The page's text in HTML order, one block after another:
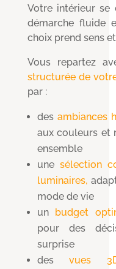
Votre intérieur se
démarche fluide
choix prend sens
Vous repartez
structurée de
par :
des ambiances
aux couleurs et
ensemble
une sélection
luminaires,
mode de vie
un budget
pour des
surprise
desvues